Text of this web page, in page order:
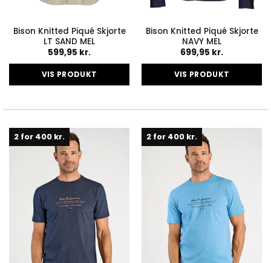
Bison Knitted Piqué Skjorte
LT SAND MEL
599,95 kr.
VIS PRODUKT
flere
varianter.
Mulighederne
kan
vælges
varesiden
Bison Knitted Piqué Skjorte
NAVY MEL
699,95 kr.
VIS PRODUKT
flere
varianter.
Mulighederne
kan
vælges
varesiden
2 for 400 kr. 2 for 400 kr.